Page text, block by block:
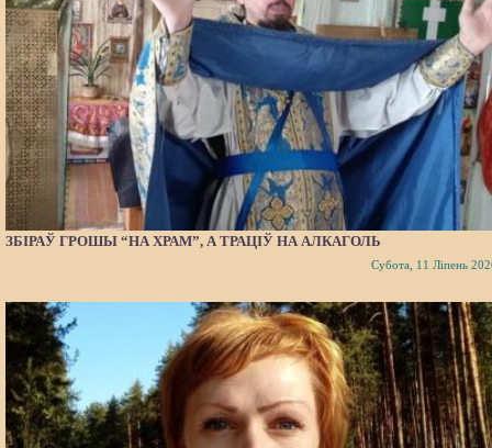
ЗБІРАЎ ГРОШЫ “НА ХРАМ”, А ТРАЦІЎ НА АЛКАГОЛЬ
Субота, 11 Ліпень